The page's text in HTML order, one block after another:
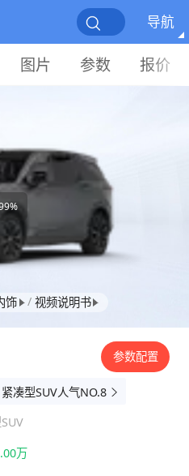
导航
图片 参数 报价
饰 / 视频说明书
参数配置
紧凑型SUV人气NO.8
万